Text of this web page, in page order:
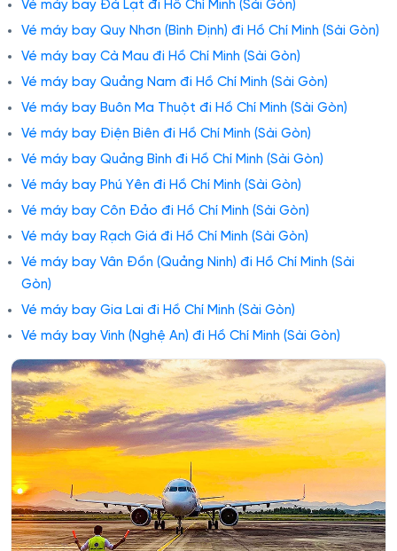
Vé máy bay Đà Lạt đi Hồ Chí Minh (Sài Gòn)
Vé máy bay Quy Nhơn (Bình Định) đi Hồ Chí Minh (Sài Gòn)
Vé máy bay Cà Mau đi Hồ Chí Minh (Sài Gòn)
Vé máy bay Quảng Nam đi Hồ Chí Minh (Sài Gòn)
Vé máy bay Buôn Ma Thuột đi Hồ Chí Minh (Sài Gòn)
Vé máy bay Điện Biên đi Hồ Chí Minh (Sài Gòn)
Vé máy bay Quảng Bình đi Hồ Chí Minh (Sài Gòn)
Vé máy bay Phú Yên đi Hồ Chí Minh (Sài Gòn)
Vé máy bay Côn Đảo đi Hồ Chí Minh (Sài Gòn)
Vé máy bay Rạch Giá đi Hồ Chí Minh (Sài Gòn)
Vé máy bay Vân Đồn (Quảng Ninh) đi Hồ Chí Minh (Sài
Gòn)
Vé máy bay Gia Lai đi Hồ Chí Minh (Sài Gòn)
Vé máy bay Vinh (Nghệ An) đi Hồ Chí Minh (Sài Gòn)